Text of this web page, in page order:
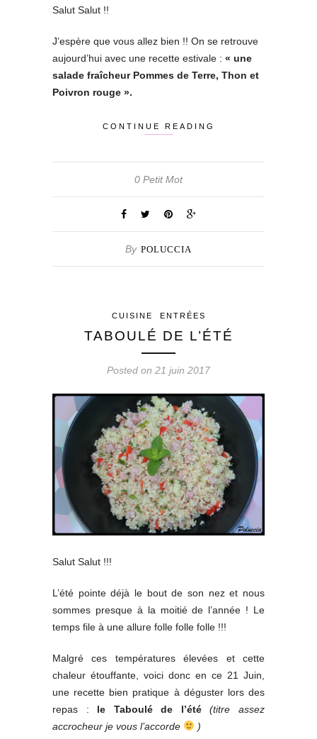
Salut Salut !!
J’espère que vous allez bien !! On se retrouve
aujourd’hui avec une recette estivale : « une
salade fraîcheur Pommes de Terre, Thon et
Poivron rouge ».
CONTINUE READING
0 Petit Mot
By POLUCCIA
CUISINE ENTRÉES
TABOULÉ DE L’ÉTÉ
Posted on 21 juin 2017
Salut Salut !!!
L’été pointe déjà le bout de son nez et nous
sommes presque à la moitié de l’année ! Le
temps file à une allure folle folle folle !!!
Malgré ces températures élevées et cette
chaleur étouffante, voici donc en ce 21 Juin,
une recette bien pratique à déguster lors des
repas : le Taboulé de l’été
(titre assez
accrocheur je vous l’accorde
)